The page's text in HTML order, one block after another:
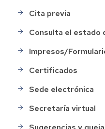
Cita previa
Consulta el estado
Impresos/
Certificados
Sede electrónica
Secretaría virtual